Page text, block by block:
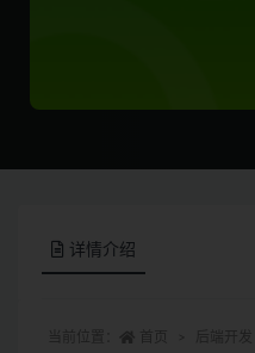
详情介绍